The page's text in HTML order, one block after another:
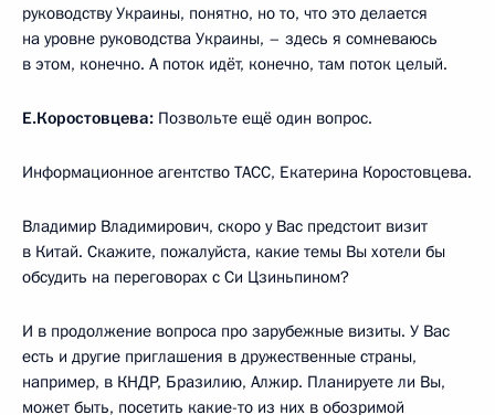
руководству Украины, понятно, но то, что это делается
на уровне руководства Украины, – здесь я сомневаюсь
в этом, конечно. А поток идёт, конечно, там поток целый.
Е.Коростовцева: Позвольте ещё один вопрос.
Информационное агентство ТАСС, Екатерина Коростовцева.
Владимир Владимирович, скоро у Вас предстоит визит
в Китай. Скажите, пожалуйста, какие темы Вы хотели бы
обсудить на переговорах с Си Цзиньпином?
И в продолжение вопроса про зарубежные визиты. У Вас
есть и другие приглашения в дружественные страны,
например, в КНДР, Бразилию, Алжир. Планируете ли Вы,
может быть, посетить какие-то из них в обозримой